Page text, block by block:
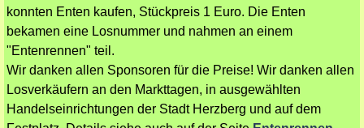
konnten Enten kaufen, Stückpreis 1 Euro. Die Enten
bekamen eine Losnummer und nahmen an einem
"Entenrennen" teil.
Wir danken allen Sponsoren für die Preise! Wir danken allen
Losverkäufern an den Markttagen, in ausgewählten
Handelseinrichtungen der Stadt Herzberg und auf dem